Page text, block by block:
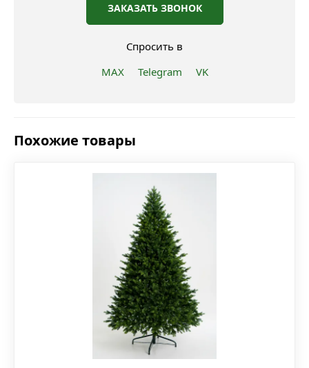
ЗАКАЗАТЬ ЗВОНОК
Спросить в
MAX
Telegram VK
Похожие товары